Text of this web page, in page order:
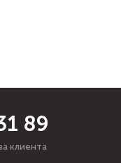
89
клиента